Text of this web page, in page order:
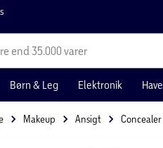
end 35.000 varer
Børn & Leg Elektronik Have
Makeup Ansigt Concealer